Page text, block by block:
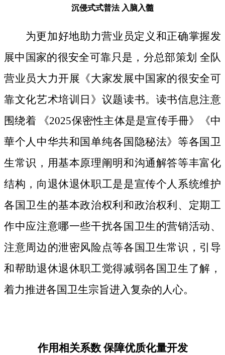
沉侵式式普法 入脑入髓
为更加好地助力营业员定义和正确掌握发
展中国家的很安全可靠只是，分总部策划 全队
营业员大力开展《大家发展中国家的很安全可
靠文化艺术培训日》议题读书。读书信息注意
围绕着 《2025保密性主体是是宣传手冊》《中
華个人中华共和国单纯各国隐秘法》等各国卫
生常识，用基本原理阐明和沟通解答等丰富化
结构，向退休退休职工是是宣传个人系统维护
各国卫生的基本政治权利和政治权利、定期工
作中应注意哪一些干扰各国卫生的营销活动、
注意周边的泄密风险点等各国卫生常识，引导
和帮助退休退休职工觉得减弱各国卫生了解，
着力推进各国卫生宗旨进入复杂的人心。
作用相关系数 保障优质化量开发